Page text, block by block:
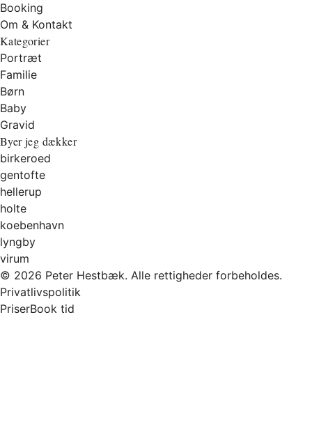
Booking
Om & Kontakt
Kategorier
Portræt
Familie
Børn
Baby
Gravid
Byer jeg dækker
birkeroed
gentofte
hellerup
holte
koebenhavn
lyngby
virum
© 2026 Peter Hestbæk. Alle rettigheder forbeholdes.
Privatlivspolitik
PriserBook tid